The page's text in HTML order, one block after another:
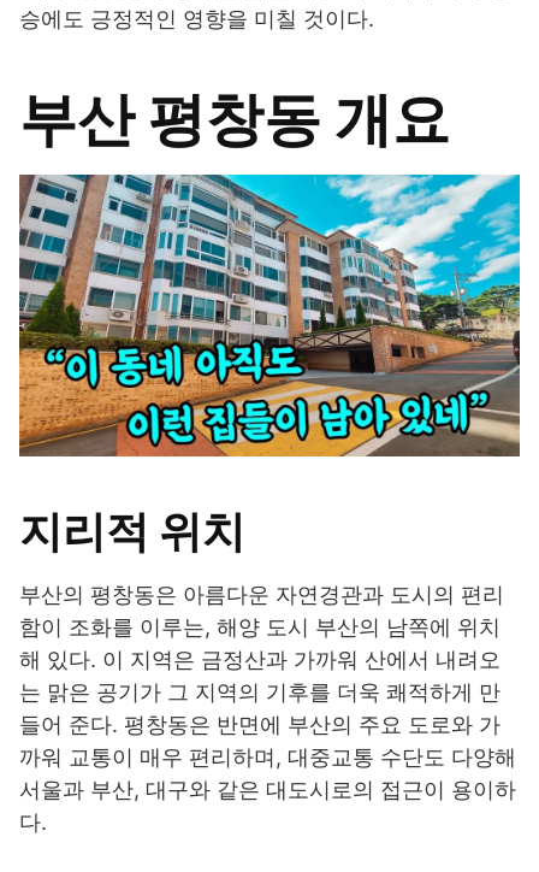
승에도 긍정적인 영향을 미칠 것이다.
부산 평창동 개요
지리적 위치
부산의 평창동은 아름다운 자연경관과 도시의 편리
함이 조화를 이루는, 해양 도시 부산의 남쪽에 위치
해 있다. 이 지역은 금정산과 가까워 산에서 내려오
는 맑은 공기가 그 지역의 기후를 더욱 쾌적하게 만
들어 준다. 평창동은 반면에 부산의 주요 도로와 가
까워 교통이 매우 편리하며, 대중교통 수단도 다양해
서울과 부산, 대구와 같은 대도시로의 접근이 용이하
다.